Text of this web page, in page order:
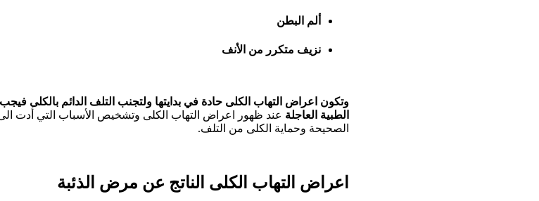
ألم البطن
نزيف متكرر من الأنف
وتكون اعراض التهاب الكلى حادة في بدايتها ولتجنب التلف الدائم بالكلى فيجب
الطبية العاجلة عند ظهور اعراض التهاب الكلى وتشخيص الأسباب التي أدت
الصحيحة وحماية الكلى من التلف.
اعراض التهاب الكلى الناتج عن مرض الذئبة